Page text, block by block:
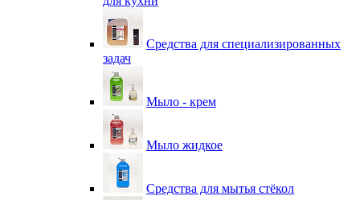
Средства для специализированных
задач
Мыло - крем
Мыло жидкое
Средства для мытья стёкол